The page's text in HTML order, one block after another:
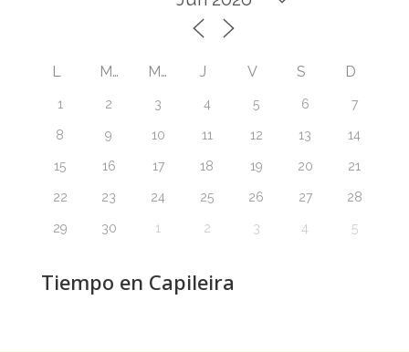
L M M J V S D
1 2 3 4 5 6 7
8 9 10 11 12 13 14
15 16 17 18 19 20 21
22 23 24 25 26 27 28
29 30 1 2 3 4 5
Tiempo en Capileira